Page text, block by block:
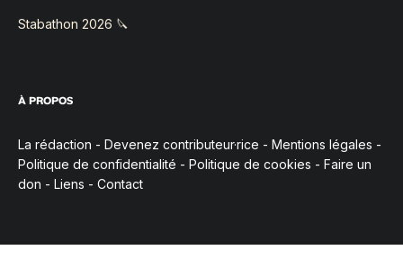
Stabathon 2026 🔪
À PROPOS
La rédaction - Devenez contributeur·rice - Mentions légales -
Politique de confidentialité - Politique de cookies - Faire un
don - Liens - Contact